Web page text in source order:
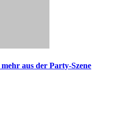
aus der Party-Szene